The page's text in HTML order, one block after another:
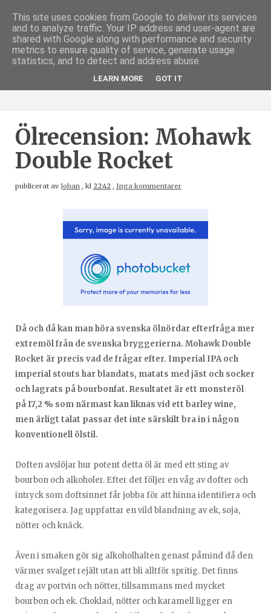
Ölrecension: Mohawk
Double Rocket
publicerat avJohan , kl 22:42 , Inga kommentarer
Då och då kan man höra svenska ölnördar efterfråga mer
extremöl från de svenska bryggerierna. Mohawk Double
Rocket är precis vad de frågar efter. Imperial IPA och
imperial stouts har blandats, matats med jäst och socker
och lagrats på bourbonfat. Resultatet är ett monsteröl
på 17,2 % som närmast kan liknas vid ett barley wine,
men ärligt talat passar det inte särskilt bra in i någon
konventionell ölstil.
Doften avslöjar hur potent detta öl är med ett sting av
bourbon och alkoholer. Efter det följer en våg av dofter och
intryck som doftsinnet får jobba för att hinna identifiera och
kategorisera. Jag uppfattar en vild blandning av ek, soja,
nötter och knäck.
Även i smaken gör sig alkoholhalten genast påmind då den
värmer svalget rejält utan att bli alltför spritig. Det finns
drag av portvin och nötter, tillsammans med mycket
bourbon och ek. Choklad, nötter och karamell ligger en
This site uses cookies from Google to deliver its services
and to analyze traffic. Your IP address and user-agent are
shared with Google along with performance and security
metrics to ensure quality of service, generate usage
statistics, and to detect and address abuse.
LEARN MORE GOT IT